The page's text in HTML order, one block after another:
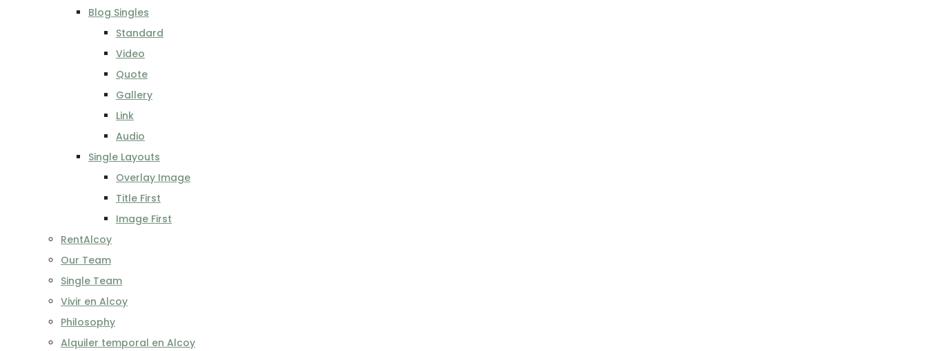
Blog Singles
Standard
Video
Quote
Gallery
Link
Audio
Single Layouts
Overlay Image
Title First
Image First
RentAlcoy
Our Team
Single Team
Vivir en Alcoy
Philosophy
Alquiler temporal en Alcoy